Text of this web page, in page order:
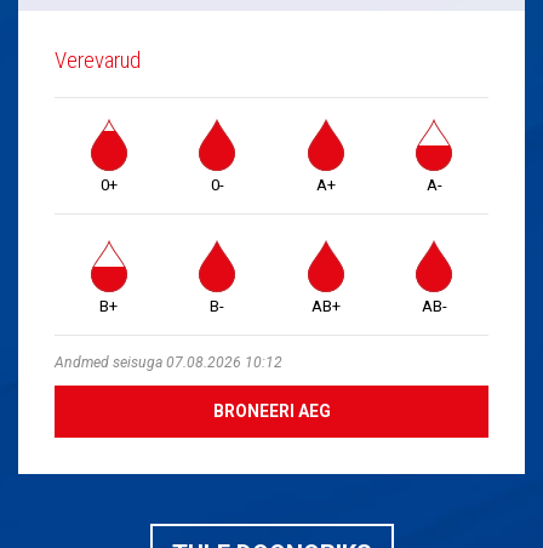
Verevarud
0+ 0- A+ A-
B+ B- AB+ AB-
Andmed seisuga 07.08.2026 10:12
BRONEERI AEG